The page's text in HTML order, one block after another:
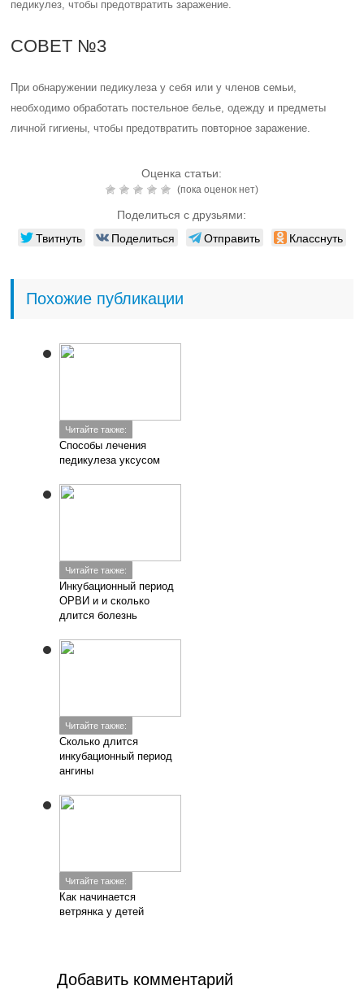
педикулез, чтобы предотвратить заражение.
СОВЕТ №3
При обнаружении педикулеза у себя или у членов семьи,
необходимо обработать постельное белье, одежду и предметы
личной гигиены, чтобы предотвратить повторное заражение.
Оценка статьи:
(пока оценок нет)
Поделиться с друзьями:
Твитнуть Поделиться Отправить Класснуть
Похожие публикации
Читайте также:
Способы лечения
педикулеза уксусом
Читайте также:
Инкубационный период
ОРВИ и и сколько
длится болезнь
Читайте также:
Сколько длится
инкубационный период
ангины
Читайте также:
Как начинается
ветрянка у детей
Добавить комментарий